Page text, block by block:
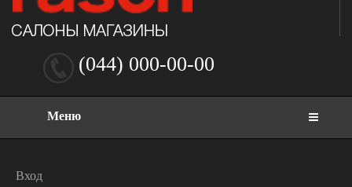
(044) 000-00-00
Меню
Вход